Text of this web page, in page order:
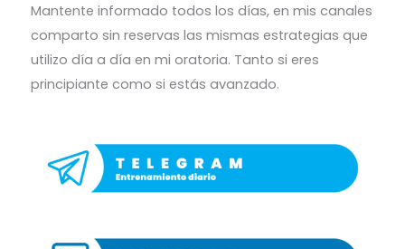
Mantente informado todos los días, en mis canales
comparto sin reservas las mismas estrategias que
utilizo día a día en mi oratoria. Tanto si eres
principiante como si estás avanzado.